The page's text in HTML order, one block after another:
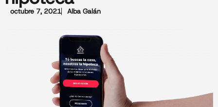
octubre 7, 2021 Alba Galán